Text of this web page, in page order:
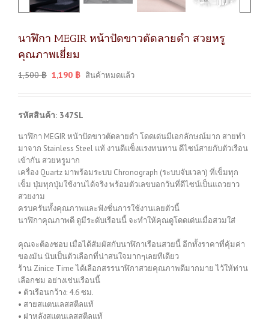
นาฬิกา MEGIR หน้าปัดขาวตัดลายดำ สวยหรู
คุณภาพเยี่ยม
1,500฿ 1,190 ฿ สินค้าหมดแล้ว
รหัสสินค้า: 347SL
นาฬิกา MEGIR หน้าปัดขาวตัดลายดำ โดดเด่นมีเอกลักษณ์มาก สายทำ
มาจาก Stainless Steel แท้ งานดีแข็งแรงทนทาน ดีไซน์สายกับตัวเรือน
เข้ากัน สวยหรูมาก
เครื่อง Quartz มาพร้อมระบบ Chronograph (ระบบจับเวลา) ที่เข็มทุก
เข็ม ปุ่มทุกปุ่มใช้งานได้จริง พร้อมตัวเลขบอกวันที่ดีไซน์เป็นแถวยาว
สวยงาม
ครบครันทั้งคุณภาพและฟังชั่นการใช้งานเลยตัวนี้
นาฬิกาคุณภาพดี ดูมีระดับเรือนนี้ จะทำให้คุณดูโดดเด่นเมื่อสวมใส่
คุณจะต้องชอบ เมื่อได้สัมผัสกับนาฬิกาเรือนสวยนี้ อีกทั้งราคาที่คุ้มค่า
ของมัน นับเป็นตัวเลือกที่น่าสนใจมากๆเลยทีเดียว
ร้าน Zinice Time ได้เลือกสรรนาฬิกาสวยคุณภาพดีมากมาย ไว้ให้ท่าน
เลือกชม อย่างเช่นเรือนนี้
• ตัวเรือนกว้าง: 4.6 ซม.
• สายสแตนเลสสตีลแท้
• ฝาหลังสแตนเลสสตีลแท้